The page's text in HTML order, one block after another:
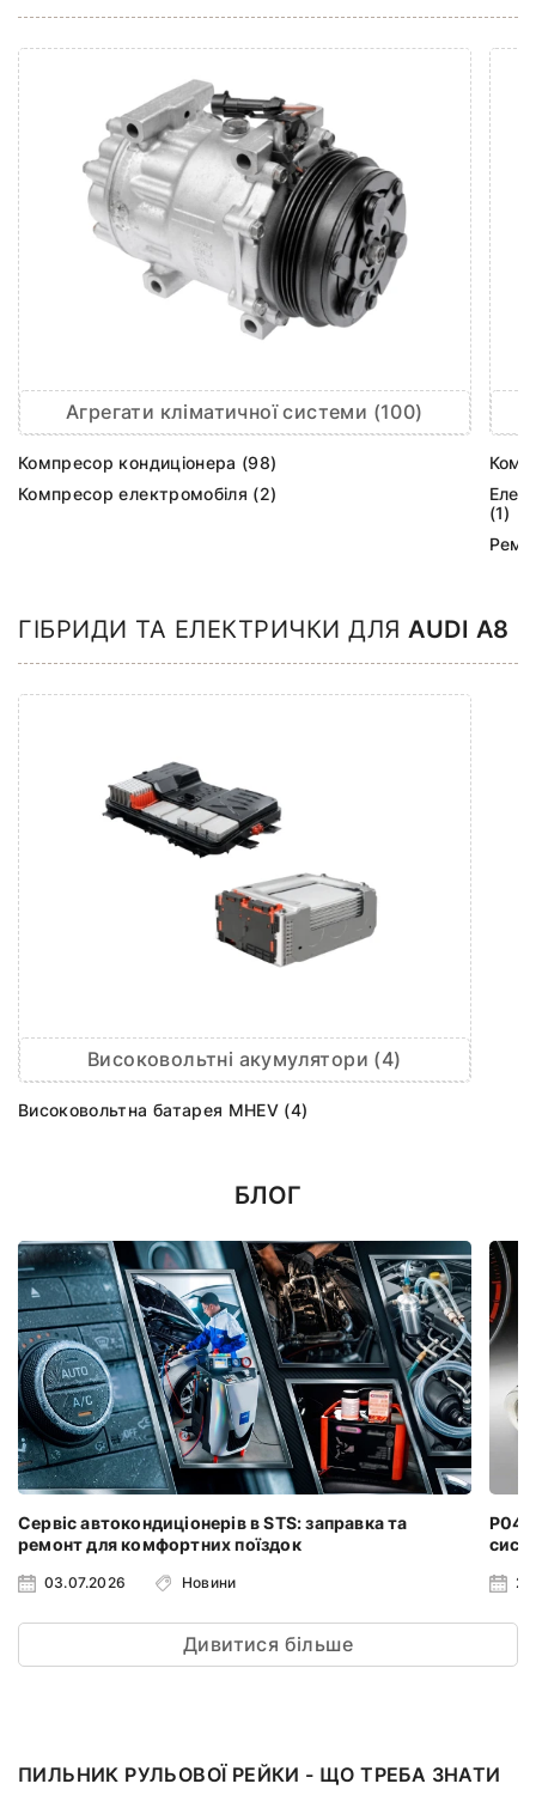
Агрегати кліматичної системи (100)
Компресор кондиціонера (98)
Компресор електромобіля (2)
(1)
ГІБРИДИ ТА ЕЛЕКТРИЧКИ ДЛЯ AUDI A8
Високовольтні акумулятори (4)
Високовольтна батарея MHEV (4)
БЛОГ
Сервіс автокондиціонерів в STS: заправка та
ремонт для комфортних поїздок
03.07.2026 Новини
Дивитися більше
ПИЛЬНИК РУЛЬОВОЇ РЕЙКИ - ЩО ТРЕБА ЗНАТИ